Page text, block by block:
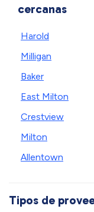
cercanas
Harold
Milligan
Baker
East Milton
Crestview
Milton
Allentown
Tipos de